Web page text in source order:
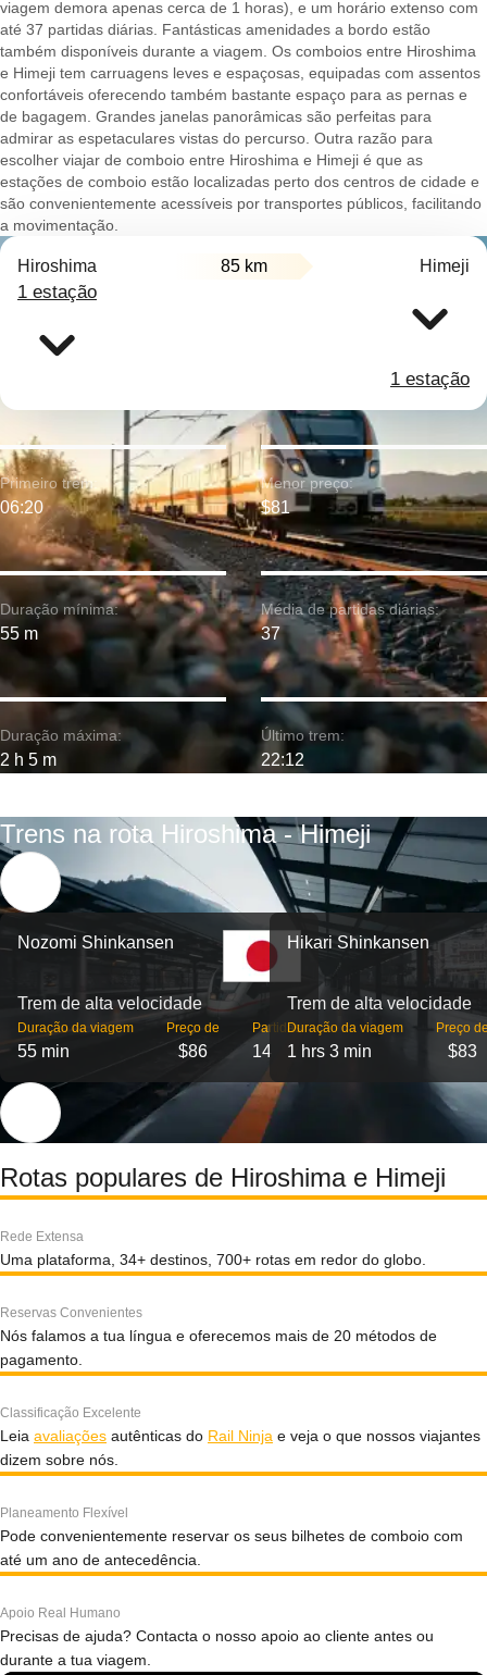
viagem demora apenas cerca de 1 horas), e um horário extenso com
até 37 partidas diárias. Fantásticas amenidades a bordo estão
também disponíveis durante a viagem. Os comboios entre Hiroshima
e Himeji tem carruagens leves e espaçosas, equipadas com assentos
confortáveis oferecendo também bastante espaço para as pernas e
de bagagem. Grandes janelas panorâmicas são perfeitas para
admirar as espetaculares vistas do percurso. Outra razão para
escolher viajar de comboio entre Hiroshima e Himeji é que as
estações de comboio estão localizadas perto dos centros de cidade e
são convenientemente acessíveis por transportes públicos, facilitando
a movimentação.
Hiroshima 85 km Himeji
1 estação
1 estação
Duração mínima:
55 m
Primeiro trem:
06:20
Duração máxima:
2 h 5 m
Menor preço:
$81
Média de partidas diárias:
37
Último trem:
22:12
Trens na rota Hiroshima - Himeji
Nozomi Shinkansen
Trem de alta velocidade
Duração da viagem
55 min
Preço de
$86
Partidas
14
Hikari Shinkansen
Trem de alta velocidade
Duração da viagem
1 hrs 3 min
Preço
$83
Rotas populares de Hiroshima e Himeji
Rede Extensa
Uma plataforma, 34+ destinos, 700+ rotas em redor do globo.
Reservas Convenientes
Nós falamos a tua língua e oferecemos mais de 20 métodos de
pagamento.
Classificação Excelente
Leia avaliações autênticas do Rail Ninja e veja o que nossos viajantes
dizem sobre nós.
Planeamento Flexível
Pode convenientemente reservar os seus bilhetes de comboio com
até um ano de antecedência.
Apoio Real Humano
Precisas de ajuda? Contacta o nosso apoio ao cliente antes ou
durante a tua viagem.